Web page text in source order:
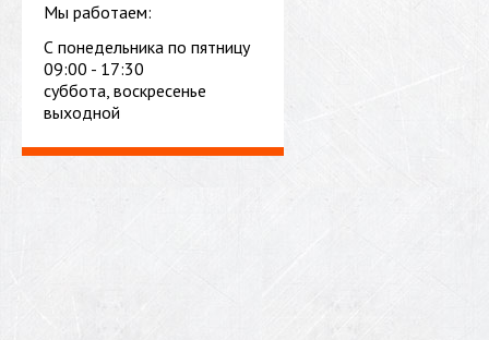
Мы работаем:
С понедельника по пятницу
09:00 - 17:30
суббота, воскресенье
выходной